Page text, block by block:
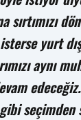
sırtımızı
yurt
aynı
seçimden